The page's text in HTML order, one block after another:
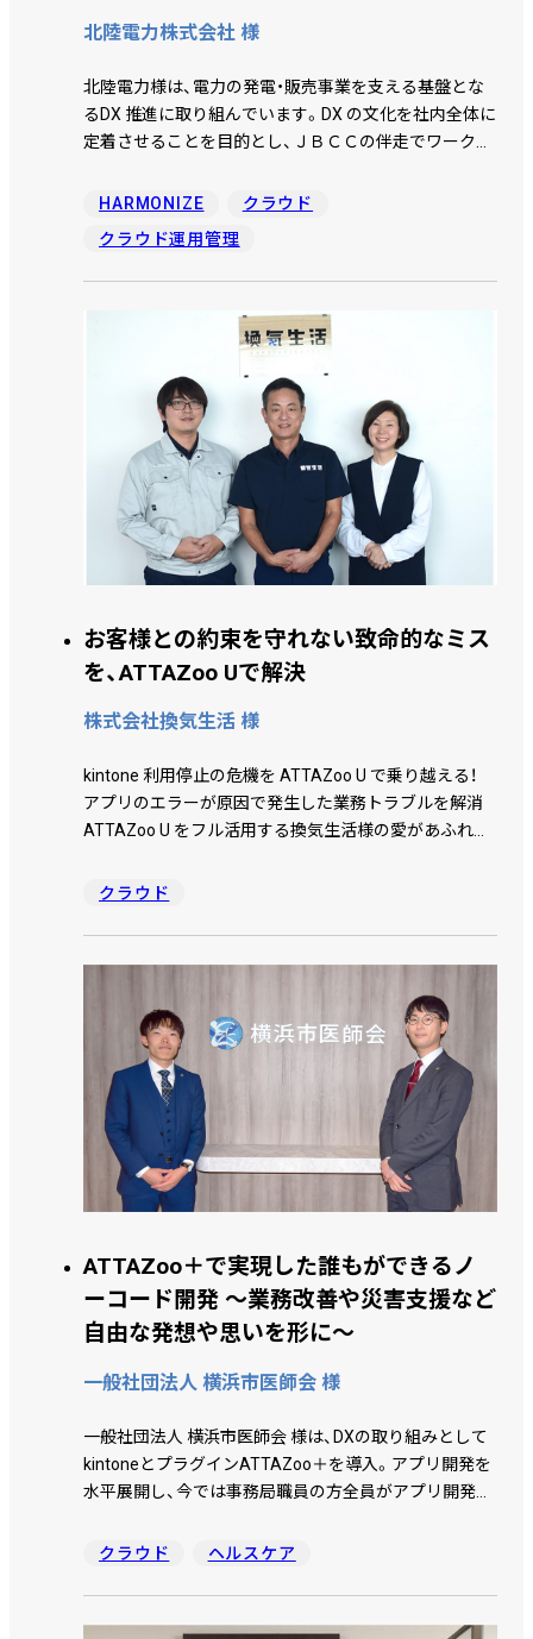
北陸電力株式会社 様
北陸電力様は、電力の発電・販売事業を支える基盤とな
るDX 推進に取り組んでいます。DX の文化を社内全体に
定着させることを目的とし、ＪＢＣＣの伴走でワークシ
社内での活用を推進しました。その結果、導入開始から
ます。これまでの取り組みで見えてきたDX 推進のポイ
ントについて、福村 正人氏、浅井 圭介氏、麻生 啓太氏に
HARMONIZE
クラウド
クラウド運用管理
お客様との約束を守れない致命的なミス
を、ATTAZoo Uで解決
株式会社換気生活 様
kintone 利用停止の危機を ATTAZoo U で乗り越える！
アプリのエラーが原因で発生した業務トラブルを解消
ATTAZoo U をフル活用する換気生活様の愛があふれる
クラウド
ATTAZoo＋で実現した誰もができるノ
ーコード開発 ～業務改善や災害支援など
自由な発想や思いを形に～
一般社団法人 横浜市医師会 様
一般社団法人 横浜市医師会 様は、DXの取り組みとして
kintoneとプラグインATTAZoo＋を導入。アプリ開発を
水平展開し、今では事務局職員の方全員がアプリ開発を
ほか、新型コロナワクチン集団接種や能登半島地震の災
れる活動を支えてきました。 どのようなDXの取り組み
がされてきたのか、経理課 主任 内藤 昌平 氏、保健情報
クラウド ヘルスケア